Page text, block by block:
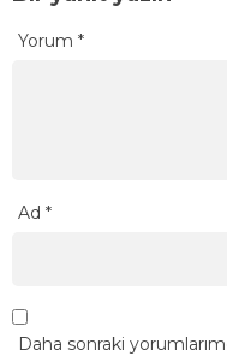
Yorum *
Ad *
Daha sonraki